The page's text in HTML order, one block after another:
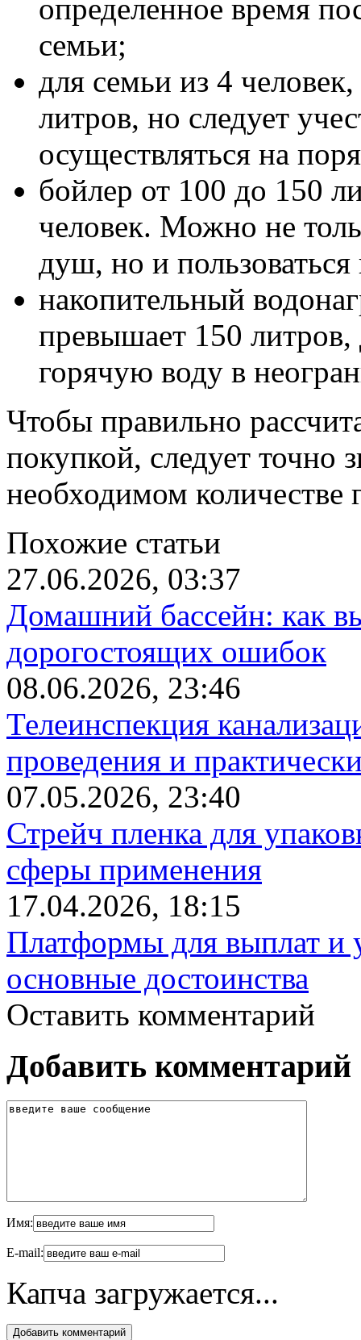
определенное время
семьи;
для семьи из 4
литров, но следует
осуществляться на
бойлер от 100 до 150
человек. Можно не
душ, но и
накопительный
превышает 150 литров,
горячую воду в
Чтобы правильно
покупкой, следует точно
необходимом количестве
Похожие статьи
27.06.2026, 03:37
Домашний бассейн: как
дорогостоящих ошибок
08.06.2026, 23:46
Телеинспекция
проведения и
07.05.2026, 23:40
Стрейч пленка для
сферы применения
17.04.2026, 18:15
Платформы для выплат и
основные достоинства
Оставить комментарий
Добавить комментарий
Имя:
E-mail:
Капча загружается...